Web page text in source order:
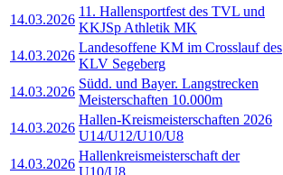
14.03.2026
11. Hallensportfest des TVL und
KKJSp Athletik MK
14.03.2026
Landesoffene KM im Crosslauf des
KLV Segeberg
14.03.2026
Südd. und Bayer. Langstrecken
Meisterschaften 10.000m
14.03.2026
Hallen-Kreismeisterschaften 2026
U14/U12/U10/U8
14.03.2026
Hallenkreismeisterschaft der
U10/U8